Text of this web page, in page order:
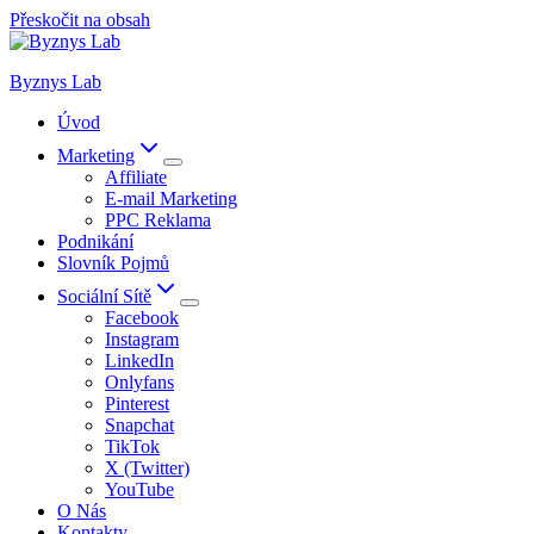
Přeskočit na obsah
Byznys Lab
Úvod
Marketing
Affiliate
E-mail Marketing
PPC Reklama
Podnikání
Slovník Pojmů
Sociální Sítě
Facebook
Instagram
LinkedIn
Onlyfans
Pinterest
Snapchat
TikTok
X (Twitter)
YouTube
O Nás